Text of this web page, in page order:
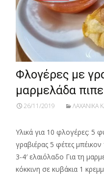
Φλογέρες με
μαρμελάδα
26/11/2019 ΛΑΧΑΝΙΚΑ
Υλικά για 10 φλογέρες: 5
γραβιέρας 5 φέτες
3-4′ ελαιόλαδο Για τη
κόκκινη σε κυβάκια 1